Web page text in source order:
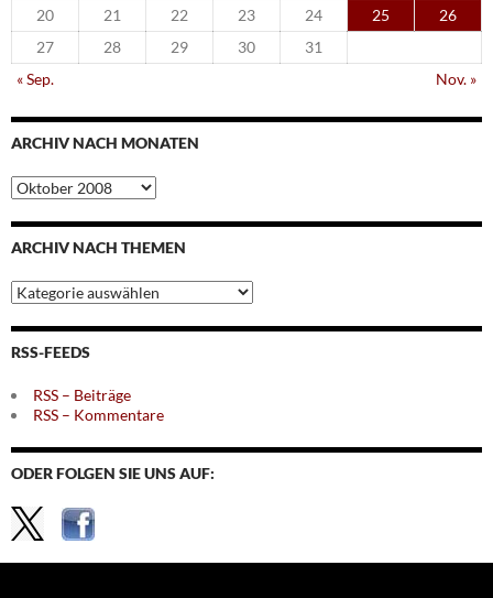
20
21 22 23 24 25
26
27
28 29 30
31
« Sep.
Nov. »
ARCHIV NACH MONATEN
Archiv
nach
Monaten
ARCHIV NACH THEMEN
Archiv
nach
Themen
RSS-FEEDS
RSS – Beiträge
RSS – Kommentare
ODER FOLGEN SIE UNS AUF: